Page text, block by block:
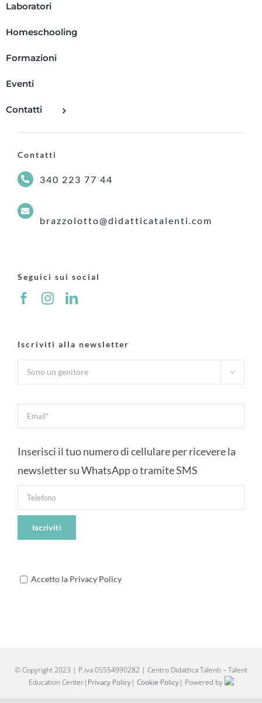
Laboratori
Homeschooling
Formazioni
Eventi
Contatti
Contatti
340 223 77 44
brazzolotto@didatticatalenti.com
Seguici sui social
Iscriviti alla newsletter

Inserisci il tuo numero di cellulare per ricevere la
newsletter su WhatsApp o tramite SMS
Accetto la Privacy Policy
© Copyright 2023 | P.iva 05554990282 | Centro Didattica Talenti – Talent
Education Center| Privacy Policy| Cookie Policy| Powered by